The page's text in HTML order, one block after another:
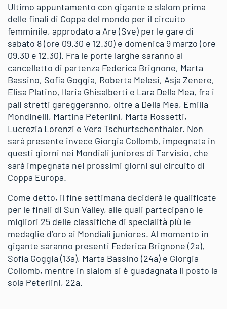
Ultimo appuntamento con gigante e slalom prima
delle finali di Coppa del mondo per il circuito
femminile, approdato a Are (Sve) per le gare di
sabato 8 (ore 09.30 e 12.30) e domenica 9 marzo (ore
09.30 e 12.30). Fra le porte larghe saranno al
cancelletto di partenza Federica Brignone, Marta
Bassino, Sofia Goggia, Roberta Melesi, Asja Zenere,
Elisa Platino, Ilaria Ghisalberti e Lara Della Mea, fra i
pali stretti gareggeranno, oltre a Della Mea, Emilia
Mondinelli, Martina Peterlini, Marta Rossetti,
Lucrezia Lorenzi e Vera Tschurtschenthaler. Non
sarà presente invece Giorgia Collomb, impegnata in
questi giorni nei Mondiali juniores di Tarvisio, che
sarà impegnata nei prossimi giorni sul circuito di
Coppa Europa.
Come detto, il fine settimana deciderà le qualificate
per le finali di Sun Valley, alle quali partecipano le
migliori 25 delle classifiche di specialità più le
medaglie d’oro ai Mondiali juniores. Al momento in
gigante saranno presenti Federica Brignone (2a),
Sofia Goggia (13a), Marta Bassino (24a) e Giorgia
Collomb, mentre in slalom si è guadagnata il posto la
sola Peterlini, 22a.